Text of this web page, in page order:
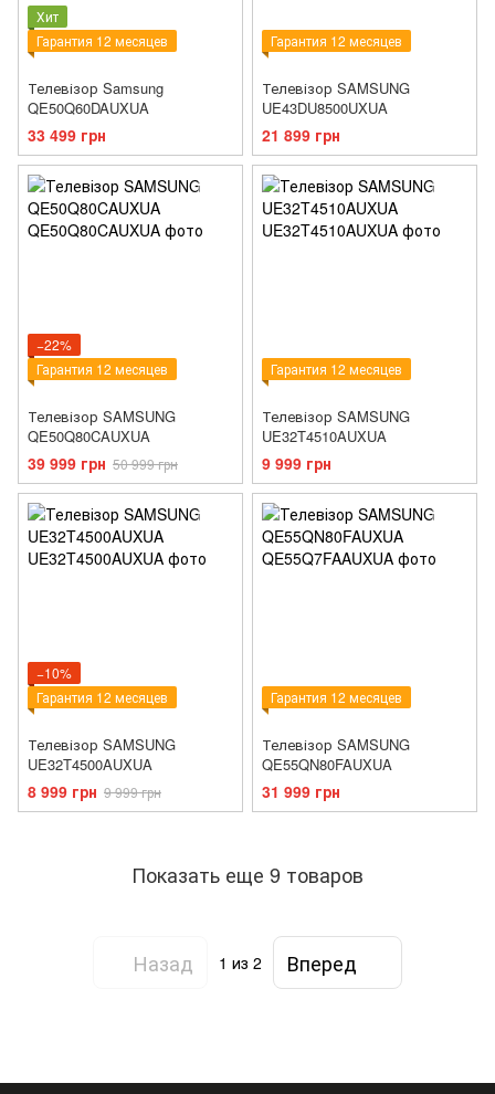
Хит
Гарантия 12 месяцев
Телевізор Samsung
QE50Q60DAUXUA
33 499 грн
Гарантия 12 месяцев
Телевізор SAMSUNG
UE43DU8500UXUA
21 899 грн
−22%
Гарантия 12 месяцев
Телевізор SAMSUNG
QE50Q80CAUXUA
39 999 грн 50 999 грн
Гарантия 12 месяцев
Телевізор SAMSUNG
UE32T4510AUXUA
9 999 грн
−10%
Гарантия 12 месяцев
Телевізор SAMSUNG
UE32T4500AUXUA
8 999 грн 9 999 грн
Гарантия 12 месяцев
Телевізор SAMSUNG
QE55QN80FAUXUA
31 999 грн
Показать еще 9 товаров
Назад 1 из 2 Вперед